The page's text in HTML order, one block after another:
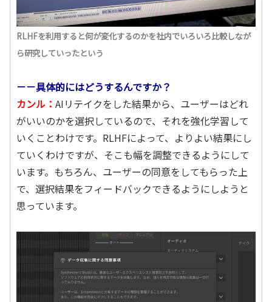
RLHFを利用すると何が変化するのかを社内でいろいろ比較しなが
ら研究していったという
－－具体的にはどうするんですか？
カンル： AIリテイクをした結果から、ユーザーはどれ
がいいのかを選択しているので、それを強化学習して
いくことわけです。RLHFによって、よりよい結果にし
ていくわけですが、そこも幅を調整できるようにして
います。もちろん、ユーザーの同意をしてもらった上
で、選択結果をフィードバックできるようにしようと
思っています。